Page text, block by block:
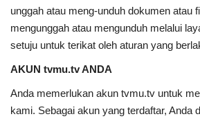
unggah atau meng-unduh dokumen atau
mengunggah atau mengunduh melalui
setuju untuk terikat oleh aturan yang
AKUN tvmu.tv ANDA
Anda memerlukan akun tvmu.tv untuk
kami. Sebagai akun yang terdaftar, Anda